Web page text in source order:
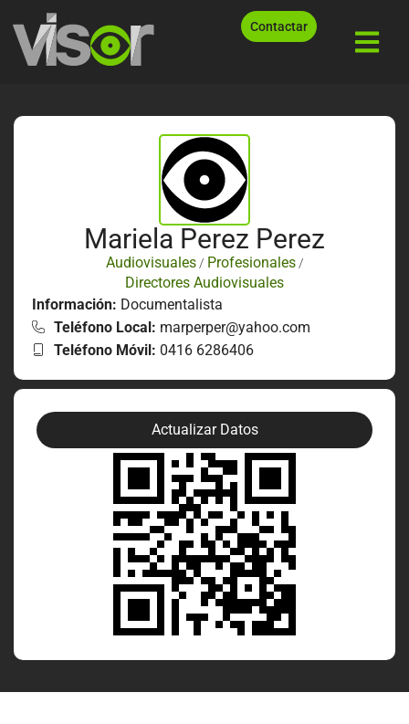
Contactar
Mariela Perez Perez
Audiovisuales/ Profesionales/
Directores Audiovisuales
Información: Documentalista
Teléfono Local: marperper@yahoo.com
Teléfono Móvil: 0416 6286406
Actualizar Datos